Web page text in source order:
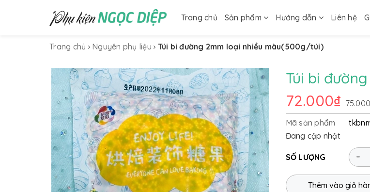
Trang chủ Sản phẩm Hướng dẫn Liên hệ
Trang chủ Nguyên phụ liệu Túi bi đường 2mm loại nhiều màu(500g/túi)
Túi bi
72.000₫
Mã sản phẩm
Đang cập nhật
SỐ LƯỢNG -
Thêm vào giỏ